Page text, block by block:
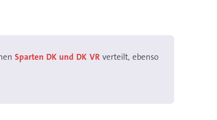
Sparten DK und DK VRverteilt, ebenso